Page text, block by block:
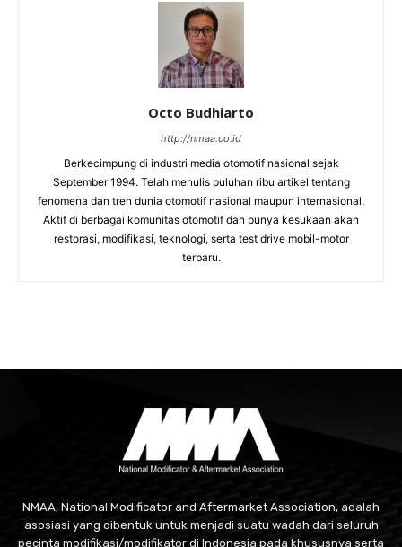
Octo Budhiarto
http://nmaa.co.id
Berkecimpung di industri media otomotif nasional sejak
September 1994. Telah menulis puluhan ribu artikel tentang
fenomena dan tren dunia otomotif nasional maupun internasional.
Aktif di berbagai komunitas otomotif dan punya kesukaan akan
restorasi, modifikasi, teknologi, serta test drive mobil-motor
terbaru.
NMAA, National Modificator and Aftermarket Association, adalah
asosiasi yang dibentuk untuk menjadi suatu wadah dari seluruh
pecinta modifikasi/modifikator di Indonesia pada khususnya serta